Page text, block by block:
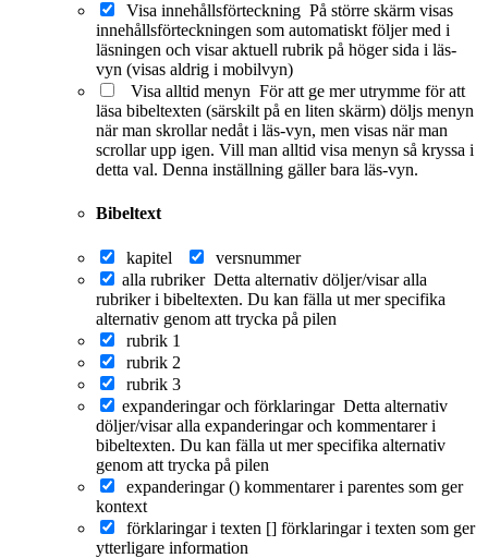
Visa innehållsförteckning På större skärm visas
innehållsförteckningen som automatiskt följer med i
läsningen och visar aktuell rubrik på höger sida i läs-
vyn (visas aldrig i mobilvyn)
Visa alltid menyn För att ge mer utrymme för att
läsa bibeltexten (särskilt på en liten skärm) döljs menyn
när man skrollar nedåt i läs-vyn, men visas när man
scrollar upp igen. Vill man alltid visa menyn så kryssa i
detta val. Denna inställning gäller bara läs-vyn.
Bibeltext
kapitel
versnummer
alla rubriker Detta alternativ döljer/visar alla
rubriker i bibeltexten. Du kan fälla ut mer specifika
alternativ genom att trycka på pilen
rubrik 1
rubrik 2
rubrik 3
expanderingar och förklaringar Detta alternativ
döljer/visar alla expanderingar och kommentarer i
bibeltexten. Du kan fälla ut mer specifika alternativ
genom att trycka på pilen
expanderingar () kommentarer i parentes som ger
kontext
förklaringar i texten [] förklaringar i texten som ger
ytterligare information